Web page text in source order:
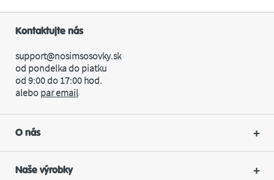
Kontaktujte nás
support@nosimsosovky.sk
od pondelka do piatku
od 9:00 do 17:00 hod.
alebo paremail
O nás
Naše výrobky